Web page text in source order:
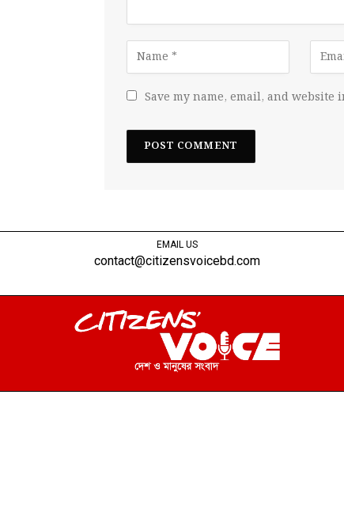
Save my name, email, and
EMAIL US
contact@citizensvoicebd.com